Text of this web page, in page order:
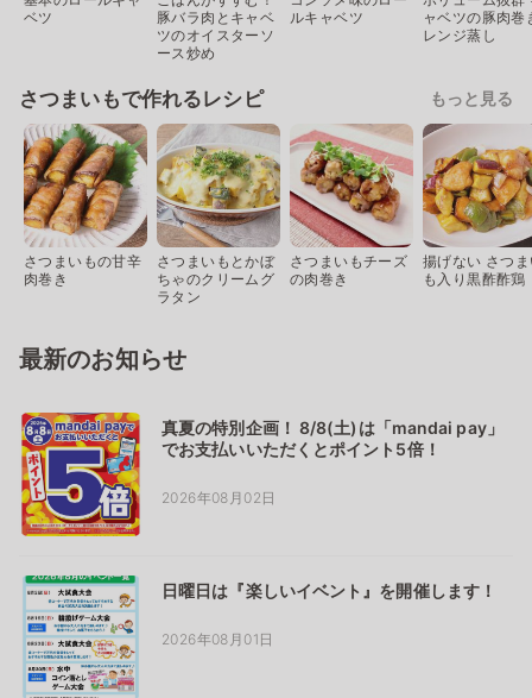
ベツ
豚バラ肉とキャベ
ツのオイスターソ
ース炒め
ルキャベツ
ャベツの豚肉巻
レンジ蒸し
さつまいもで作れるレシピ もっと見る
さつまいもの甘辛
肉巻き
さつまいもとかぼ
ちゃのクリームグ
ラタン
さつまいもチーズ
の肉巻き
揚げない さつ
も入り黒酢酢鶏
最新のお知らせ
真夏の特別企画！ 8/8(土)は「mandai pay」
でお支払いいただくとポイント5倍！
2026年08月02日
日曜日は『楽しいイベント』を開催します！
2026年08月01日